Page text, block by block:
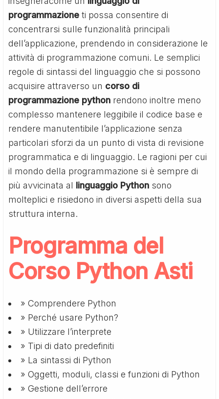
programmazioneti possa consentire di
concentrarsi sulle funzionalità principali
dell’applicazione, prendendo in considerazione le
attività di programmazione comuni. Le semplici
regole di sintassi del linguaggio che si possono
acquisire attraverso un corso di
programmazione python rendono inoltre meno
complesso mantenere leggibile il codice base e
rendere manutentibile l’applicazione senza
particolari sforzi da un punto di vista di revisione
programmatica e di linguaggio. Le ragioni per cui
il mondo della programmazione si è sempre di
più avvicinata al linguaggio Python sono
molteplici e risiedono in diversi aspetti della sua
struttura interna.
Programma del
Corso Python Asti
» Comprendere Python
» Perché usare Python?
» Utilizzare l’interprete
» Tipi di dato predefiniti
» La sintassi di Python
» Oggetti, moduli, classi e funzioni di Python
» Gestione dell’errore